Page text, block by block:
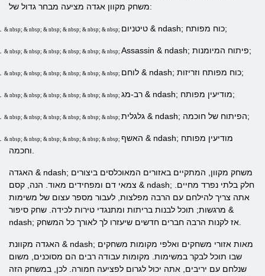
משחק מקוון אגדה מציעה מבחר גדול של:
& nbsp; & nbsp; & nbsp; & nbsp; & nbsp; & nbsp; טיטניום & ndash; כוח מפותח;
& nbsp; & nbsp; & nbsp; & nbsp; & nbsp; & nbsp; Assassin & ndash; פיתוח המיומנות;
& nbsp; & nbsp; & nbsp; & nbsp; & nbsp; & nbsp; לוחם & ndash; כוח מפותח וזריזות;
& nbsp; & nbsp; & nbsp; & nbsp; & nbsp; & nbsp; רב-מג & ndash; מודיעין מפותח;
& nbsp; & nbsp; & nbsp; & nbsp; & nbsp; & nbsp; גלגלית & ndash; הפיתוח של חוכמה;
& nbsp; & nbsp; & nbsp; & nbsp; & nbsp; & nbsp; האשף & ndash; מודיעין מפותח
האגדה & ndash; משחק מקוון, המתקיים באזורים המאוכלסים ביצורים
צמאי דם ומפחידים מאוד. הנה, קסם & ndash; חלק בלתי נפרד מחיים.
אתה צריך להילחם עם הרבה מפלצות, לעבור מספר עצום של משימות
מרגשות; תוכל לבנות בריתות ומתנגדי טירות לכידה. שחק סיפור &
האגדה מקוונת & ndash; מאות אזורי משחקים ואלפי מקומות משחקים
שבו תוכל לבקר במשימות. מקומות עבודה רבים הם מסוכנים, משום
שנלחם עם יריבים, אתה יכול לגרום לפציעה חמורה. לכן, במשחק הזה